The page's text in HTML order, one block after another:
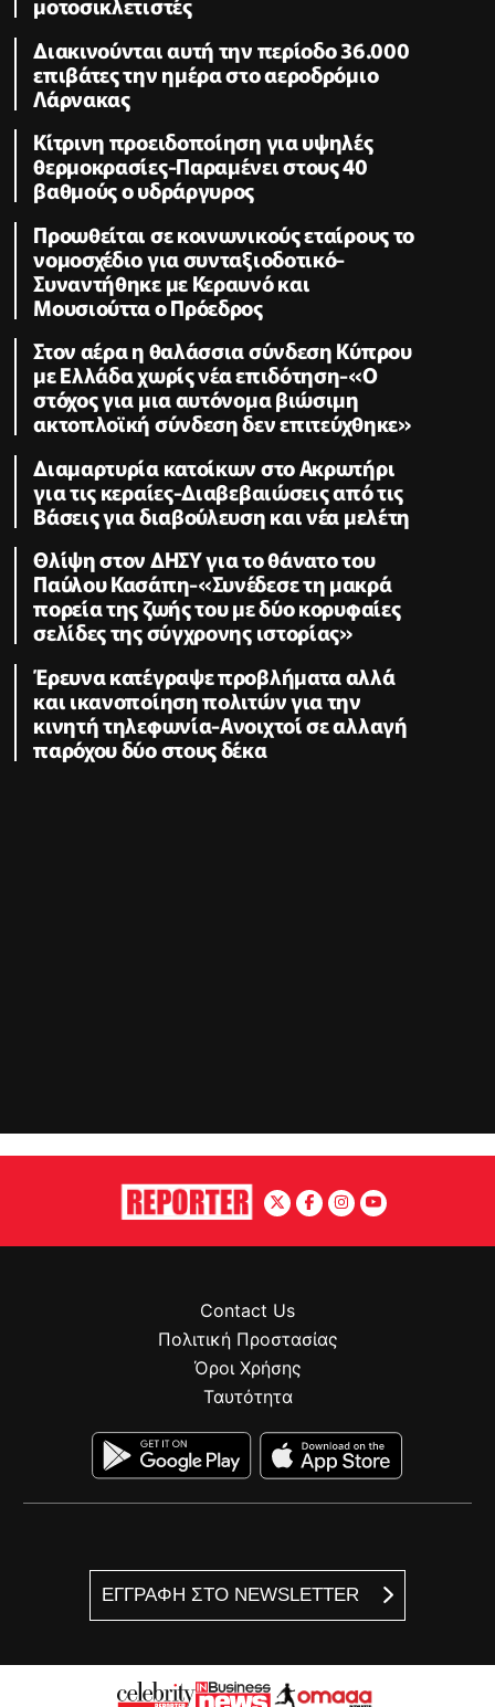
Διακινούνται αυτή την περίοδο 36.000
επιβάτες την ημέρα στο αεροδρόμιο
Λάρνακας
Κίτρινη προειδοποίηση για υψηλές
θερμοκρασίες-Παραμένει στους 40
βαθμούς ο υδράργυρος
Προωθείται σε κοινωνικούς εταίρους το
νομοσχέδιο για συνταξιοδοτικό-
Συναντήθηκε με Κεραυνό και
Μουσιούττα ο Πρόεδρος
Στον αέρα η θαλάσσια σύνδεση Κύπρου
με Ελλάδα χωρίς νέα επιδότηση-«Ο
στόχος για μια αυτόνομα βιώσιμη
ακτοπλοϊκή σύνδεση δεν επιτεύχθηκε»
Διαμαρτυρία κατοίκων στο Ακρωτήρι
για τις κεραίες-Διαβεβαιώσεις από τις
Βάσεις για διαβούλευση και νέα μελέτη
Θλίψη στον ΔΗΣΥ για το θάνατο του
Παύλου Κασάπη-«Συνέδεσε τη μακρά
πορεία της ζωής του με δύο κορυφαίες
σελίδες της σύγχρονης ιστορίας»
Έρευνα κατέγραψε προβλήματα αλλά
και ικανοποίηση πολιτών για την
κινητή τηλεφωνία-Ανοιχτοί σε αλλαγή
παρόχου δύο στους δέκα
ΕΓΓΡΑΦΗ ΣΤΟ NEWSLETTER
Contact Us
Πολιτική Προστασίας
Όροι Χρήσης
Ταυτότητα